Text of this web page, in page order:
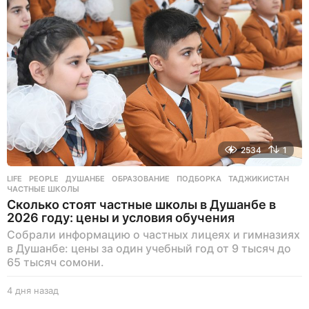
а
д
2534 1
LIFE ,PEOPLE ДУШАНБЕ ,ОБРАЗОВАНИЕ ,ПОДБОРКА ,ТАДЖИКИСТАН
ЧАСТНЫЕ ШКОЛЫ
Сколько стоят частные школы в Душанбе в
2026 году: цены и условия обучения
Собрали информацию о частных лицеях и гимназиях
в Душанбе: цены за один учебный год от 9 тысяч до
65 тысяч сомони.
4 дня назад